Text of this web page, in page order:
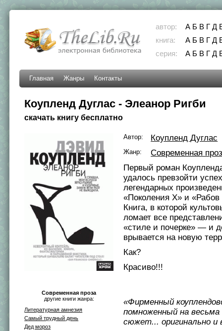
автор: А Б В Г Д
книга:
А Б В Г Д
серия:
А Б В Г Д
Главная Жанры Контакты
Коупленд Дуглас - Элеанор Ригби
скачать книгу бесплатно
Современная проза
другие книги жанра:
Литературная амнезия
Самый трудный день
Дед мороз
Автор: Коупленд Дуглас
Жанр:
Современная
Первый роман
удалось превзойти
легендарных
«Поколения Х» и
Книга, в которой
ломает все
«стиле и почерке» — и
врывается на новую
Как?
Красиво!!!
«Фирменный
помноженный на
сюжет... оригинально и